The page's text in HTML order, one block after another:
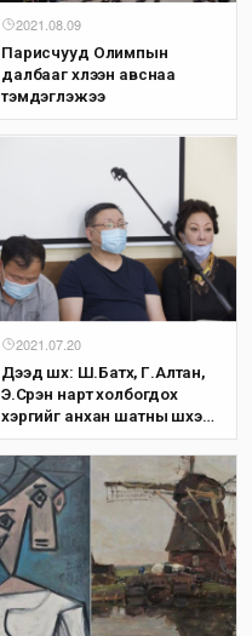
2021.08.09
Парисчууд Олимпын
далбааг хүлээн авснаа
тэмдэглэжээ
2021.07.20
Дээд шүүх: Ш.Батхүү, Г.Алтан,
Э.Сүрэн нарт холбогдох
хэргийг анхан шатны шүүхэд
буцаалаа